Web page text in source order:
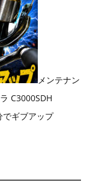
メンテナン
C3000SDH
でギブアップ